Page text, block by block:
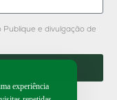
e divulgação de
experiência